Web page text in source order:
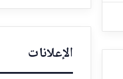
الإعلانات